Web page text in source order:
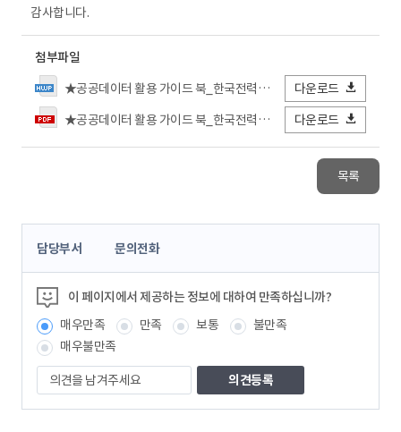
감사합니다.
첨부파일
★공공데이터 활용 가이드 북_한국전력거래소_23.10.hwp
다운로드
★공공데이터 활용 가이드 북_한국전력거래소_23.10.pdf
다운로드
목록
콘
츠
정
보
책
임
자
담당부서 문의전화
이 페이지에서 제공하는 정보에 대하여 만족하십니까?
매우만족
만족 보통
불만족
매우불만족
의
견
을